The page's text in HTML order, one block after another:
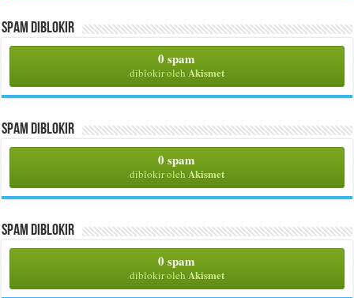
Spam Diblokir
0 spam
diblokir oleh Akismet
Spam Diblokir
0 spam
diblokir oleh Akismet
Spam Diblokir
0 spam
diblokir oleh Akismet